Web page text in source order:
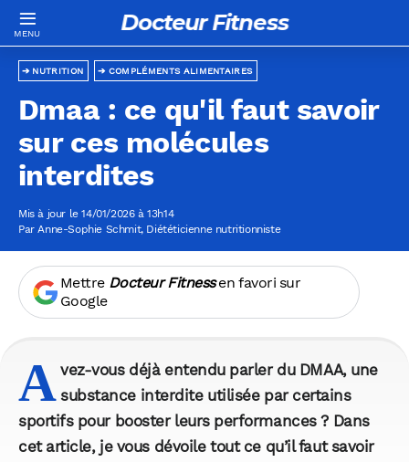
Docteur Fitness
COMPLÉMENTS ALIMENTAIRES
NUTRITION
Dmaa : ce qu'il faut savoir
sur ces molécules
interdites
Mis à jour le 14/01/2026 à 13h14
ParAnne-Sophie Schmit, Diététicienne nutritionniste
Mettre Docteur Fitnessen favori sur
Google
A vez-vous déjà entendu parler du DMAA, une
substance interdite utilisée par certains
sportifs pour booster leurs performances ? Dans
cet article, je vous dévoile tout ce qu’il faut savoir